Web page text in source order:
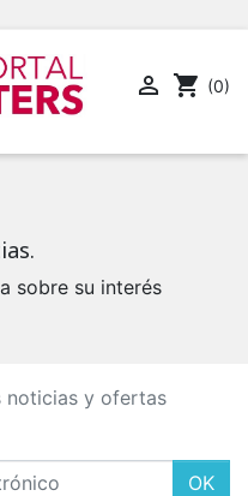
 shopping_cart (0)
sobre su interés
noticias y ofertas
OK